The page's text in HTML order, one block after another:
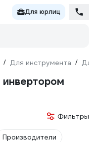
Для юрлиц
/ Для инструмента / Для
Фильтры
Производители